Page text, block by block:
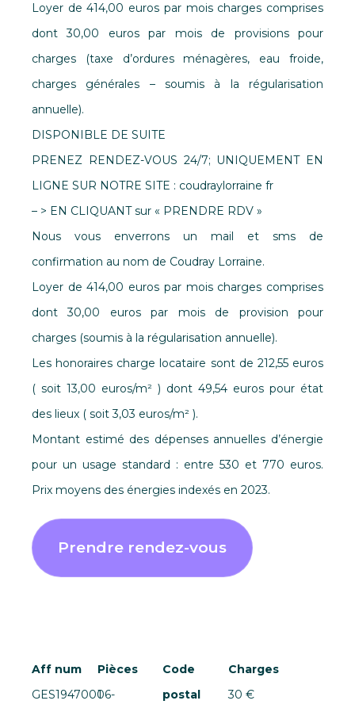
Loyer de 414,00 euros par mois charges comprises
dont 30,00 euros par mois de provisions pour
charges (taxe d’ordures ménagères, eau froide,
charges générales – soumis à la régularisation
annuelle).
DISPONIBLE DE SUITE
PRENEZ RENDEZ-VOUS 24/7; UNIQUEMENT EN
LIGNE SUR NOTRE SITE : coudraylorraine fr
– > EN CLIQUANT sur « PRENDRE RDV »
Nous vous enverrons un mail et sms de
confirmation au nom de Coudray Lorraine.
Loyer de 414,00 euros par mois charges comprises
dont 30,00 euros par mois de provision pour
charges (soumis à la régularisation annuelle).
Les honoraires charge locataire sont de 212,55 euros
( soit 13,00 euros/m² ) dont 49,54 euros pour état
des lieux ( soit 3,03 euros/m² ).
Montant estimé des dépenses annuelles d’énergie
pour un usage standard : entre 530 et 770 euros.
Prix moyens des énergies indexés en 2023.
Prendre rendez-vous
Aff num
GES19470006-
Pièces
1
Code
postal
Charges
30 €